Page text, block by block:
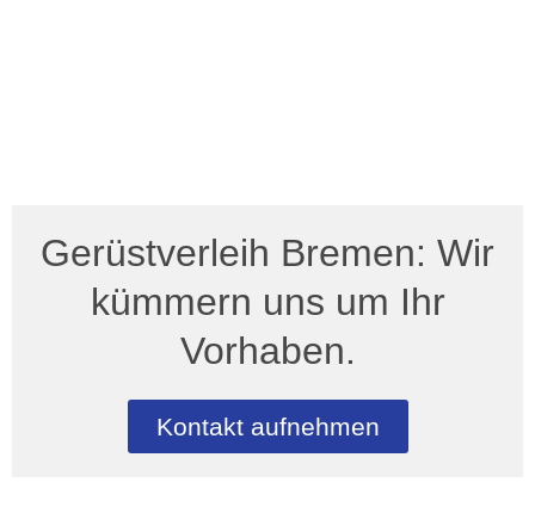
Gerüstverleih Bremen: Wir
kümmern uns um Ihr
Vorhaben.
Kontakt aufnehmen